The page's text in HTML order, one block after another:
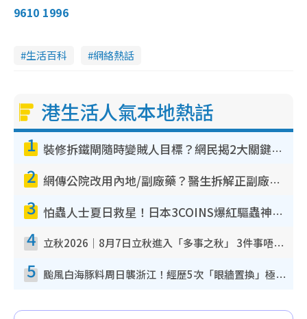
9610 1996
生活百科 網絡熱話
港生活人氣本地熱話
1 裝修拆鐵閘隨時變賊人目標？網民揭2大關鍵用途：裝新式等於白裝？附新舊鐵閘分別
2 網傳公院改用內地/副廠藥？醫生拆解正副廠分別 揭4類人換藥隨時出事
3 怕蟲人士夏日救星！日本3COINS爆紅驅蟲神器$45起 1招「全程免觸碰」輕鬆搞定小強
4 立秋2026｜8月7日立秋進入「多事之秋」 3件事唔做得！專家教6招開運 清枱頭／銀包納氣接好運
5 颱風白海豚料周日襲浙江！經歷5次「眼牆置換」極罕見 成登陸內地最長途颱風